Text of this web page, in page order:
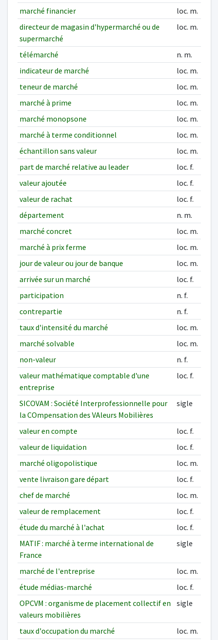
marché financier
loc. m.
directeur de magasin d'hypermarché ou de
supermarché
loc. m.
télémarché
n. m.
indicateur de marché
loc. m.
teneur de marché
loc. m.
marché à prime
loc. m.
marché monopsone
loc. m.
marché à terme conditionnel
loc. m.
échantillon sans valeur
loc. m.
part de marché relative au leader
loc. f.
valeur ajoutée
loc. f.
valeur de rachat
loc. f.
département
n. m.
marché concret
loc. m.
marché à prix ferme
loc. m.
jour de valeur ou jour de banque
loc. m.
arrivée sur un marché
loc. f.
participation
n. f.
contrepartie
n. f.
taux d'intensité du marché
loc. m.
marché solvable
loc. m.
non-valeur
n. f.
valeur mathématique comptable d'une
entreprise
loc. f.
SICOVAM : Société Interprofessionnelle pour
la COmpensation des VAleurs Mobilières
sigle
valeur en compte
loc. f.
valeur de liquidation
loc. f.
marché oligopolistique
loc. m.
vente livraison gare départ
loc. f.
chef de marché
loc. m.
valeur de remplacement
loc. f.
étude du marché à l'achat
loc. f.
MATIF : marché à terme international de
France
sigle
marché de l'entreprise
loc. m.
étude médias-marché
loc. f.
OPCVM : organisme de placement collectif en
valeurs mobilières
sigle
taux d'occupation du marché loc. m.